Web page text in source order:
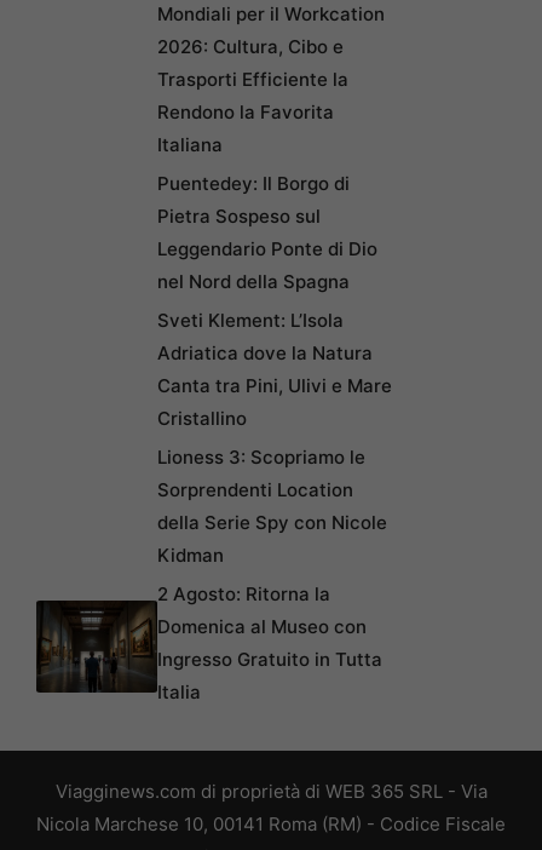
Mondiali per il Workcation
2026: Cultura, Cibo e
Trasporti Efficiente la
Rendono la Favorita
Italiana
Puentedey: Il Borgo di
Pietra Sospeso sul
Leggendario Ponte di Dio
nel Nord della Spagna
Sveti Klement: L’Isola
Adriatica dove la Natura
Canta tra Pini, Ulivi e Mare
Cristallino
Lioness 3: Scopriamo le
Sorprendenti Location
della Serie Spy con Nicole
Kidman
2 Agosto: Ritorna la
Domenica al Museo con
Ingresso Gratuito in Tutta
Italia
Viagginews.com di proprietà di WEB 365 SRL - Via
Nicola Marchese 10, 00141 Roma (RM) - Codice Fiscale